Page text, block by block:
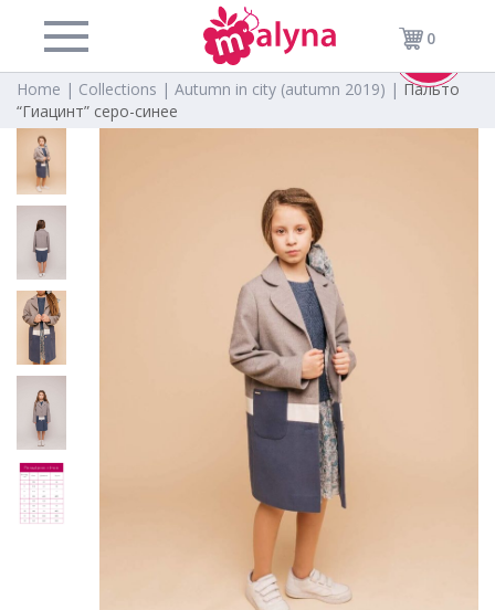
0
Home | Collections | Autumn in city (autumn 2019) | Пальто
“Гиацинт” серо-синее
-30%